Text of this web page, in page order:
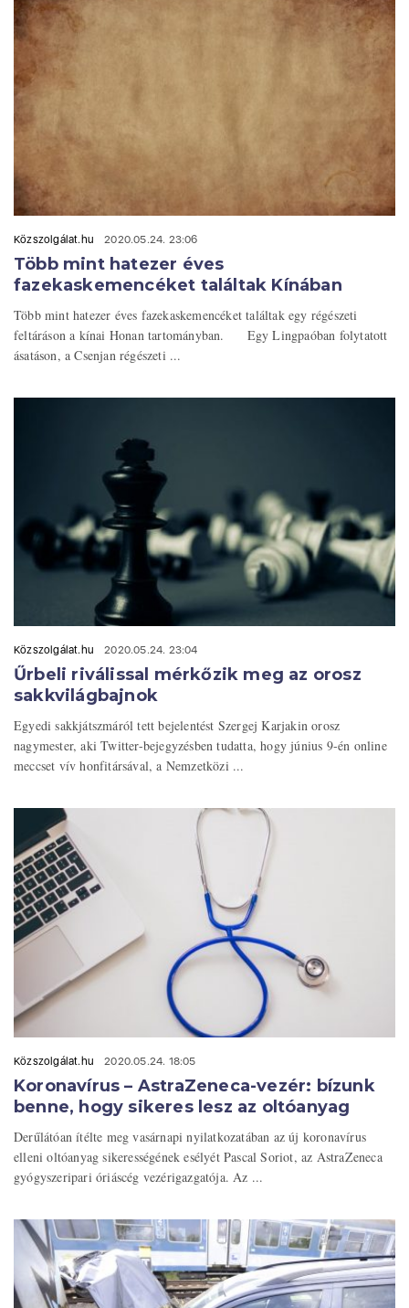
Közszolgálat.hu 2020.05.24. 23:06
Több mint hatezer éves
fazekaskemencéket találtak Kínában
Több mint hatezer éves fazekaskemencéket találtak egy régészeti
feltáráson a kínai Honan tartományban. Egy Lingpaóban folytatott
ásatáson, a Csenjan régészeti ...
Közszolgálat.hu 2020.05.24. 23:04
Űrbeli riválissal mérkőzik meg az orosz
sakkvilágbajnok
Egyedi sakkjátszmáról tett bejelentést Szergej Karjakin orosz
nagymester, aki Twitter-bejegyzésben tudatta, hogy június 9-én online
meccset vív honfitársával, a Nemzetközi ...
Közszolgálat.hu 2020.05.24. 18:05
Koronavírus – AstraZeneca-vezér: bízunk
benne, hogy sikeres lesz az oltóanyag
Derűlátóan ítélte meg vasárnapi nyilatkozatában az új koronavírus
elleni oltóanyag sikerességének esélyét Pascal Soriot, az AstraZeneca
gyógyszeripari óriáscég vezérigazgatója. Az ...